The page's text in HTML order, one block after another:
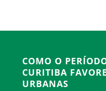
COMO O
CURITIBA
URBANAS